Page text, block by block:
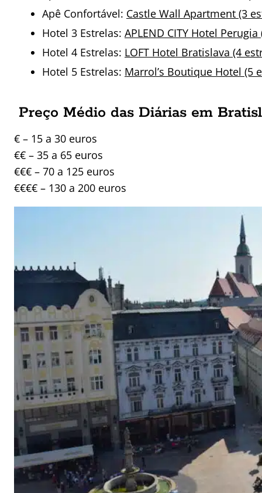
Apê Confortável: Castle Wall Apartment (3
Hotel 3 Estrelas: APLEND CITY Hotel
Hotel 4 Estrelas: LOFT Hotel Bratislava (4
Hotel 5 Estrelas: Marrol’s Boutique Hotel (5
Preço Médio das Diárias em
€ – 15 a 30 euros
€€ – 35 a 65 euros
€€€ – 70 a 125 euros
€€€€ – 130 a 200 euros